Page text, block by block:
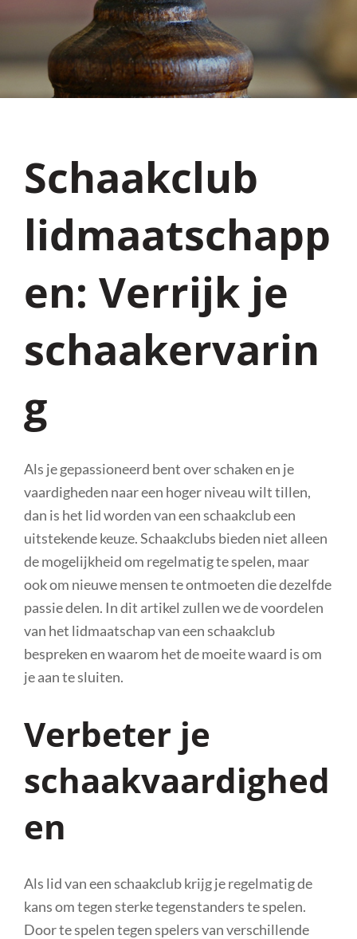
Schaakclub
lidmaatschapp
en: Verrijk je
schaakervarin
g
Als je gepassioneerd bent over schaken en je
vaardigheden naar een hoger niveau wilt tillen,
dan is het lid worden van een schaakclub een
uitstekende keuze. Schaakclubs bieden niet alleen
de mogelijkheid om regelmatig te spelen, maar
ook om nieuwe mensen te ontmoeten die dezelfde
passie delen. In dit artikel zullen we de voordelen
van het lidmaatschap van een schaakclub
bespreken en waarom het de moeite waard is om
je aan te sluiten.
Verbeter je
schaakvaardighed
en
Als lid van een schaakclub krijg je regelmatig de
kans om tegen sterke tegenstanders te spelen.
Door te spelen tegen spelers van verschillende